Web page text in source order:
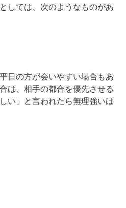
しては、次のようなものがあ
日の方が会いやすい場合もあ
は、相手の都合を優先させる
い」と言われたら無理強いは